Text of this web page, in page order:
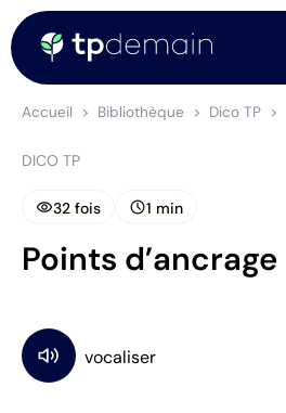
Accueil Bibliothèque Dico TP
DICO TP
visibility32 fois schedule1 min
Points d’ancrage